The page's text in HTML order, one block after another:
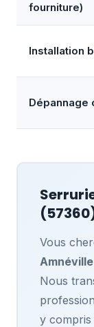
fourniture)
Installation
Vous
Amnéville
Nous
y compris